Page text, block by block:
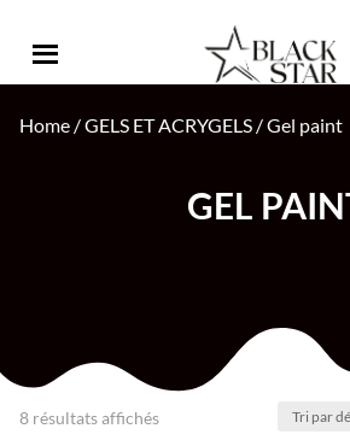
Home /GELS ET ACRYGELS / Gel paint
GEL
8 résultats affichés